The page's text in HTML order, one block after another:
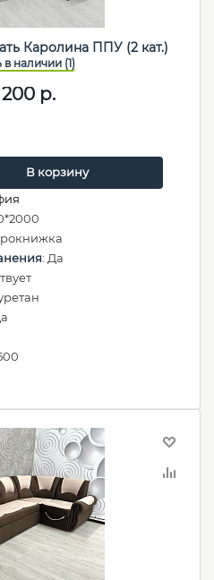
Каролина ППУ (2 кат.)
р.
В корзину
: Да